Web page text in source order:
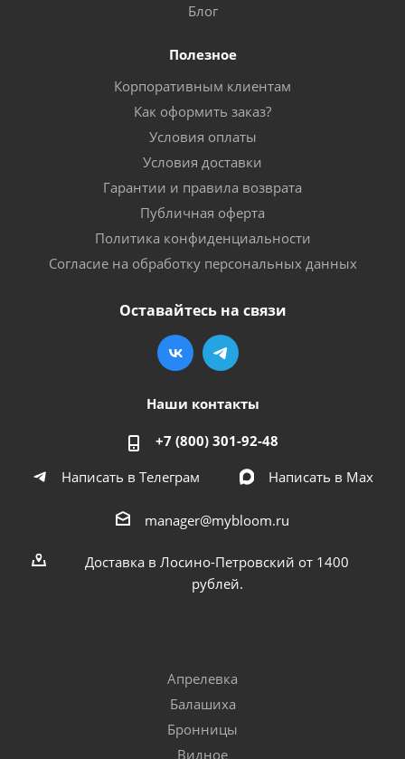
Блог
Полезное
Корпоративным клиентам
Как оформить заказ?
Условия оплаты
Условия доставки
Гарантии и правила возврата
Публичная оферта
Политика конфиденциальности
Согласие на обработку персональных данных
Оставайтесь на связи
Наши контакты
+7 (800) 301-92-48
Написать в Телеграм
Написать в Мах
manager@mybloom.ru
Доставка в Лосино-Петровский от 1400
рублей.
Апрелевка
Балашиха
Бронницы
Видное